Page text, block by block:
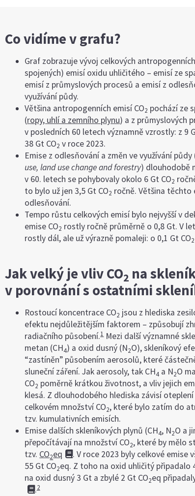
Co vidíme v grafu?
Graf zobrazuje vývoj celkových
spojených) emisí oxidu uhličitého – emisí ze
emisí z průmyslových procesů a emisí z
využívání půdy.
Většina antropogenních emisí CO2 pochází ze
(ropy, uhlí a zemního plynu) a z průmyslových
v posledních 60 letech významně vzrostly: z 9
38 Gt CO2 v roce 2023.
Emise z odlesňování a změn ve využívání půdy
use, land use change and forestry) dlouhodobě
v 60. letech se pohybovaly okolo 6 Gt CO2
to bylo už jen 3,5 Gt CO2 ročně. Většina těchto
odlesňování.
Tempo růstu celkových emisí bylo nejvyšší v
emise CO2 rostly ročně průměrně o 0,8 Gt. V
rostly dál, ale už výrazně pomaleji: o 0,1 Gt CO2
Jak velký je vliv CO2 na
v porovnání s ostatními
Rostoucí koncentrace CO2 jsou z hlediska
efektu nejdůležitějším faktorem – způsobují
radiačního působení.1Mezi další významné
metan (CH4) a oxid dusný (N2O), skleníkový
“zastíněn” působením aerosolů, které
sluneční záření. Jak aerosoly, tak CH4 a N2O
CO2 poměrně krátkou životnost, a vliv jejich
klesá. Z dlouhodobého hlediska závisí
celkovém množství CO2, které bylo zatím do
tzv. kumulativních emisích.
Emise dalších skleníkových plynů (CH4, N2O a
přepočítávají na množství CO2, které by mělo
tzv. CO2eq
. V roce 2023 byly celkové emise
55 Gt CO2eq. Z toho na oxid uhličitý připadalo
na oxid dusný 3 Gt a zbylé 2 Gt CO2eq
.2